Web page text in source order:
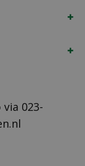
via 023-